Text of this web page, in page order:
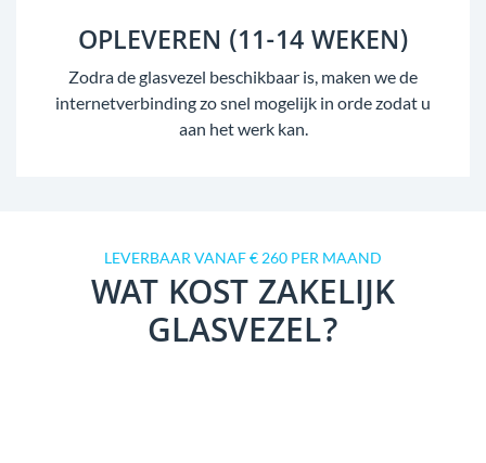
OPLEVEREN (11-14 WEKEN)
Zodra de glasvezel beschikbaar is, maken we de
internetverbinding zo snel mogelijk in orde zodat u
aan het werk kan.
LEVERBAAR VANAF € 260 PER MAAND
WAT KOST ZAKELIJK
GLASVEZEL?